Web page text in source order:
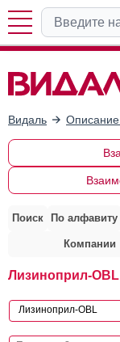
Видаль
Поиск По алфавиту
Компании
Лизиноприл-